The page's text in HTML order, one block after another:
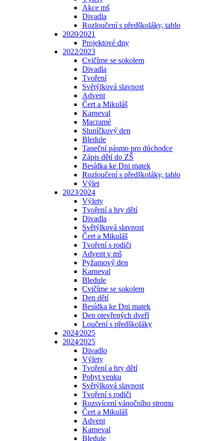
Akce mš
Divadla
Rozloučení s předškoláky, tablo
2020⁄2021
Projektové dny
2022⁄2023
Cvičíme se sokolem
Divadla
Tvoření
Světýlková slavnost
Advent
Čert a Mikuláš
Karneval
Macramé
Sluníčkový den
Bledule
Taneční pásmo pro důchodce
Zápis dětí do ZŠ
Besídka ke Dni matek
Rozloučení s předškoláky, tablo
Výlet
2023⁄2024
Výlety
Tvoření a hry dětí
Divadla
Světýlková slavnost
Čert a Mikuláš
Tvoření s rodiči
Advent v mš
Pyžamový den
Karneval
Bledule
Cvičíme se sokolem
Den dětí
Besídka ke Dni matek
Den otevřených dveří
Loučení s předškoláky
2024⁄2025
2024⁄2025
Divadlo
Výlety
Tvoření a hry dětí
Pobyt venku
Světýlková slavnost
Tvoření s rodiči
Rozsvícení vánočního stromu
Čert a Mikuláš
Advent
Karneval
Bledule